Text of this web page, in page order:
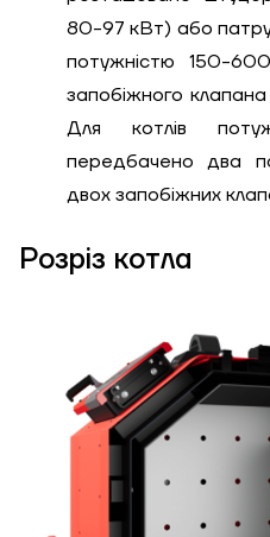
80-97 кВт) або
потужністю 150-
запобіжного
Для котлів
передбачено два
двох запобіжних
Розріз котла
кв
Необхідна
потужність, кВт